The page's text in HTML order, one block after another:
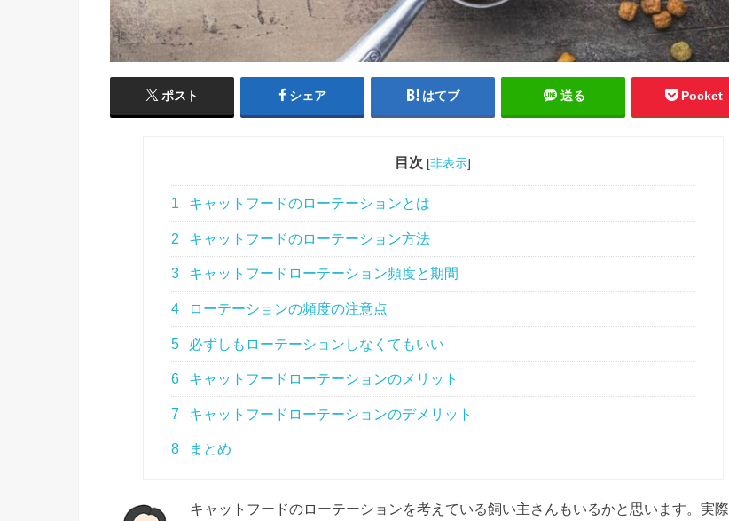
ポスト シェア はてブ 送る Pocket
目次 [非表示]
1 キャットフードのローテーションとは
2 キャットフードのローテーション方法
3 キャットフードローテーション頻度と期間
4 ローテーションの頻度の注意点
5 必ずしもローテーションしなくてもいい
6 キャットフードローテーションのメリット
7 キャットフードローテーションのデメリット
8 まとめ
キャットフードのローテーションを考えている飼い主さんもいるかと思います。実